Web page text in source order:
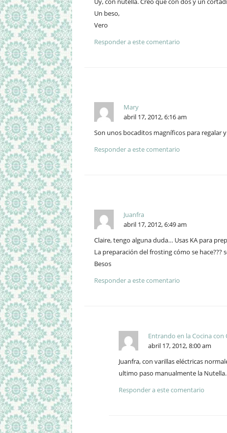
Un beso,
Vero
Responder a este comentario
Mary
abril 17, 2012, 6:16 am
Son unos bocaditos magníficos para regalar
Responder a este comentario
Juanfra
abril 17, 2012, 6:49 am
Claire, tengo alguna duda… Usas KA para
La preparación del frosting cómo se
Besos
Responder a este comentario
Entrando en la Cocina con
abril 17, 2012, 8:00 am
Juanfra, con varillas eléctricas
ultimo paso manualmente la Nutella.
Responder a este comentario